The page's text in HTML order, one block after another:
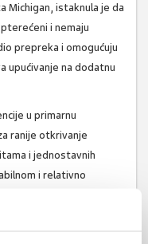
Michigan, istaknula je da
i nemaju
prepreka i omogućuju
upućivanje na dodatnu
u primarnu
ranije otkrivanje
i jednostavnih
i relativno